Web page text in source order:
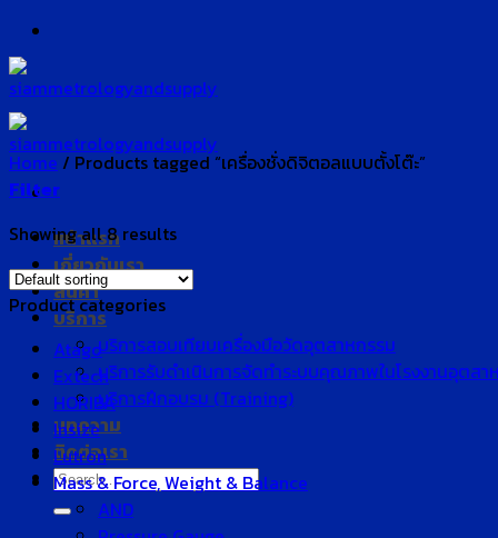
Skip
to
content
หน้าแรก
เกี่ยวกับเรา
สินค้า
บริการ
บริการสอบเทียบเครื่องมือวัดอุตสาหกรรม
บริการรับดำเนินการจัดทำระบบคุณภาพในโรงงานอุตสา
บริการฝึกอบรม (Training)
บทความ
ติดต่อเรา
Search
for:
Home / Products tagged “เครื่องชั่งดิจิตอลแบบตั้งโต๊ะ”
Filter
Showing all 8 results
Product categories
Atago
Extech
HORIBA
Insize
Lutron
Mass & Force, Weight & Balance
AND